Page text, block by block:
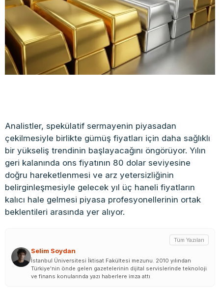
Analistler, spekülatif sermayenin piyasadan
çekilmesiyle birlikte gümüş fiyatları için daha sağlıklı
bir yükseliş trendinin başlayacağını öngörüyor. Yılın
geri kalanında ons fiyatının 80 dolar seviyesine
doğru hareketlenmesi ve arz yetersizliğinin
belirginleşmesiyle gelecek yıl üç haneli fiyatların
kalıcı hale gelmesi piyasa profesyonellerinin ortak
beklentileri arasında yer alıyor.
Selim Soydan
Tüm Yazıları
İstanbul Üniversitesi İktisat Fakültesi mezunu. 2010 yılından
Türkiye'nin önde gelen gazetelerinin dijital servislerinde teknoloji
ve finans konularında yazı haberlere imza attı